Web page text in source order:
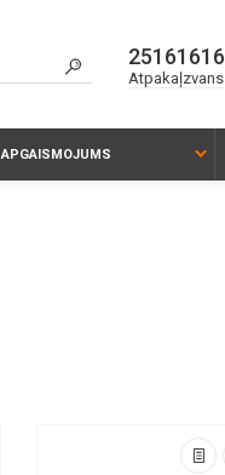
25161616
Atpakaļzvans
APGAISMOJUMS